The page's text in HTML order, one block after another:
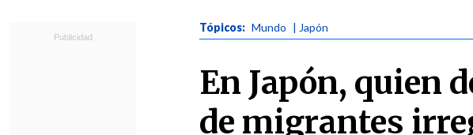
Tópicos: Mundo | Japón
En Japón, quien
de migrantes